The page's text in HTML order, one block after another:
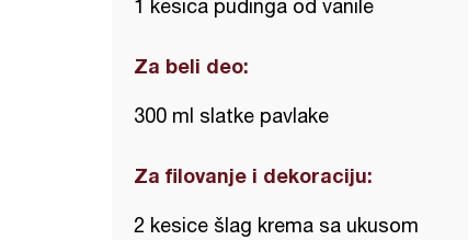
1 kesica pudinga od vanile
Za beli deo:
300 ml slatke pavlake
Za filovanje i dekoraciju:
2 kesice šlag krema sa ukusom